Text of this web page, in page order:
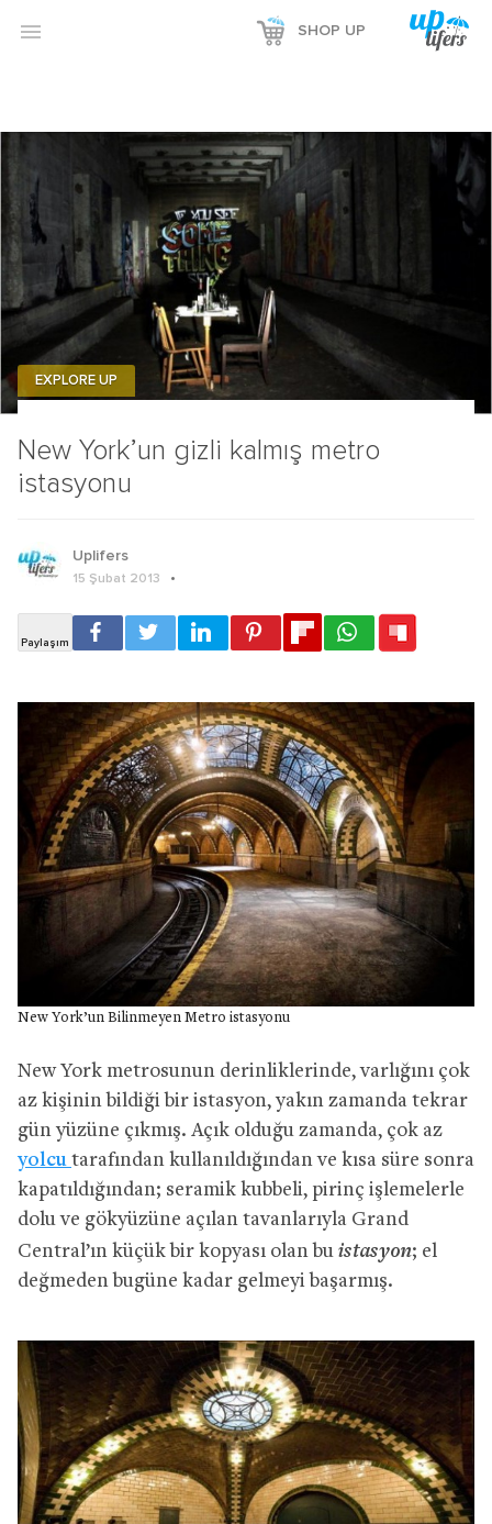
 SHOP UP
New York’un gizli kalmış metro
istasyonu
EXPLORE UP
Uplifers
15 Şubat 2013
New York’un Bilinmeyen Metro istasyonu
New York metrosunun derinliklerinde, varlığını çok
az kişinin bildiği bir istasyon, yakın zamanda tekrar
gün yüzüne çıkmış. Açık olduğu zamanda, çok az
yolcu tarafından kullanıldığından ve kısa süre sonra
kapatıldığından; seramik kubbeli, pirinç işlemelerle
dolu ve gökyüzüne açılan tavanlarıyla Grand
Central’ın küçük bir kopyası olan bu istasyon; el
değmeden bugüne kadar gelmeyi başarmış.